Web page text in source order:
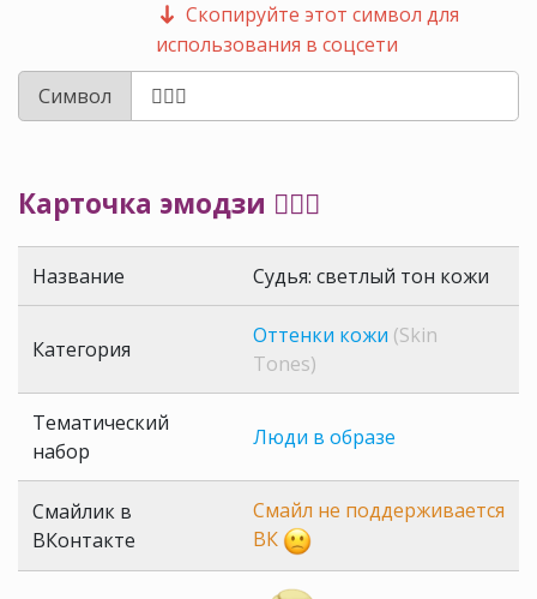
Скопируйте этот символ для
использования в соцсети
Символ
Карточка эмодзи 🧑🏼‍⚖️
Название Судья: светлый тон кожи
Категория
Оттенки кожи (Skin
Tones)
Тематический
набор
Люди в образе
Смайлик в
ВКонтакте
Смайл не поддерживается
ВК